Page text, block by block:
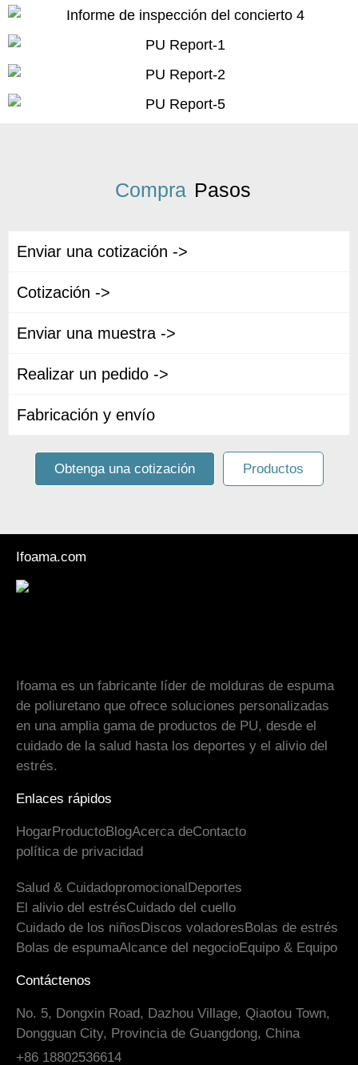
Compra Pasos
Enviar una cotización ->
Cotización ->
Enviar una muestra ->
Realizar un pedido ->
Fabricación y envío
Obtenga una cotización Productos
Ifoama.com
Ifoama es un fabricante líder de molduras de espuma
de poliuretano que ofrece soluciones personalizadas
en una amplia gama de productos de PU, desde el
cuidado de la salud hasta los deportes y el alivio del
estrés.
Enlaces rápidos
HogarProductoBlogAcerca deContacto
política de privacidad
Salud & CuidadopromocionalDeportes
El alivio del estrésCuidado del cuello
Cuidado de los niñosDiscos voladoresBolas de estrés
Bolas de espumaAlcance del negocioEquipo & Equipo
Contáctenos
No. 5, Dongxin Road, Dazhou Village, Qiaotou Town,
Dongguan City, Provincia de Guangdong, China
+86 18802536614